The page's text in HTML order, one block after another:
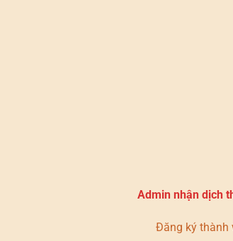
Admin nhận dịch
Đăng ký thành